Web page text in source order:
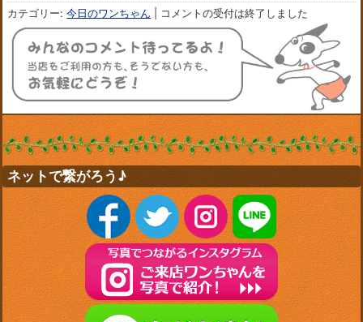
カテゴリー:今日のワンちゃん コメントの受付は終了しました
ネットで繋がろう♪